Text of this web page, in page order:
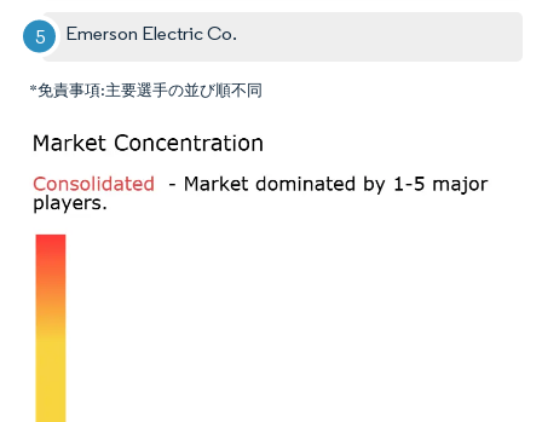
Emerson Electric Co.
*免責事項:主要選手の並び順不同